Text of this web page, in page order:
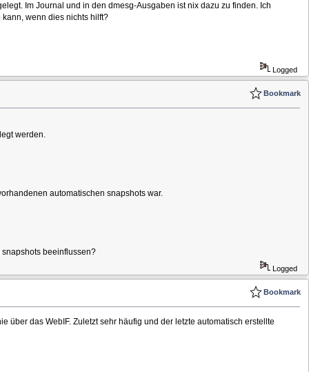
Im Journal und in den dmesg-Ausgaben ist nix dazu zu finden. Ich
wenn dies nichts hilft?
Logged
Bookmark
werden.
automatischen snapshots war.
beeinflussen?
Logged
Bookmark
das WebIF. Zuletzt sehr häufig und der letzte automatisch erstellte